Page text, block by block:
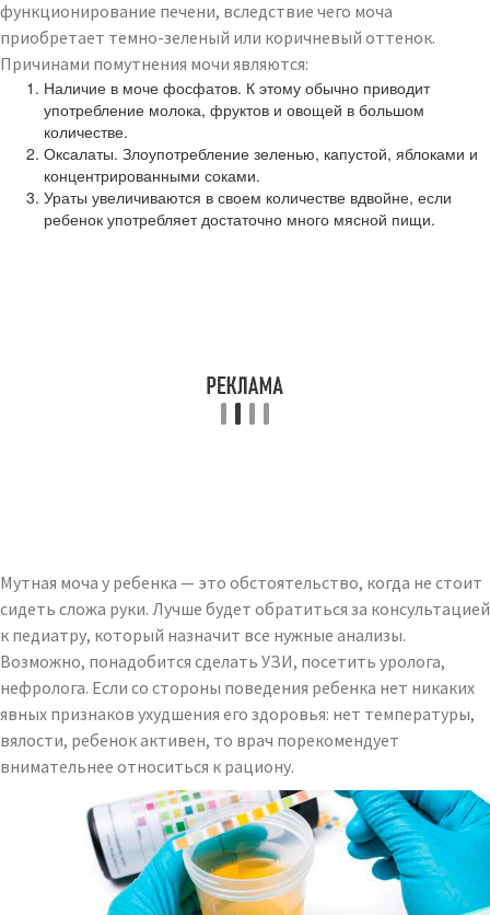
функционирование печени, вследствие чего моча
приобретает темно-зеленый или коричневый оттенок.
Причинами помутнения мочи являются:
Наличие в моче фосфатов. К этому обычно приводит
употребление молока, фруктов и овощей в большом
количестве.
Оксалаты. Злоупотребление зеленью, капустой, яблоками и
концентрированными соками.
Ураты увеличиваются в своем количестве вдвойне, если
ребенок употребляет достаточно много мясной пищи.
Мутная моча у ребенка — это обстоятельство, когда не стоит
сидеть сложа руки. Лучше будет обратиться за консультацией
к педиатру, который назначит все нужные анализы.
Возможно, понадобится сделать УЗИ, посетить уролога,
нефролога. Если со стороны поведения ребенка нет никаких
явных признаков ухудшения его здоровья: нет температуры,
вялости, ребенок активен, то врач порекомендует
внимательнее относиться к рациону.